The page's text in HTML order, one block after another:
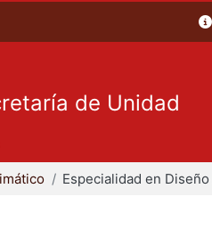
de Unidad